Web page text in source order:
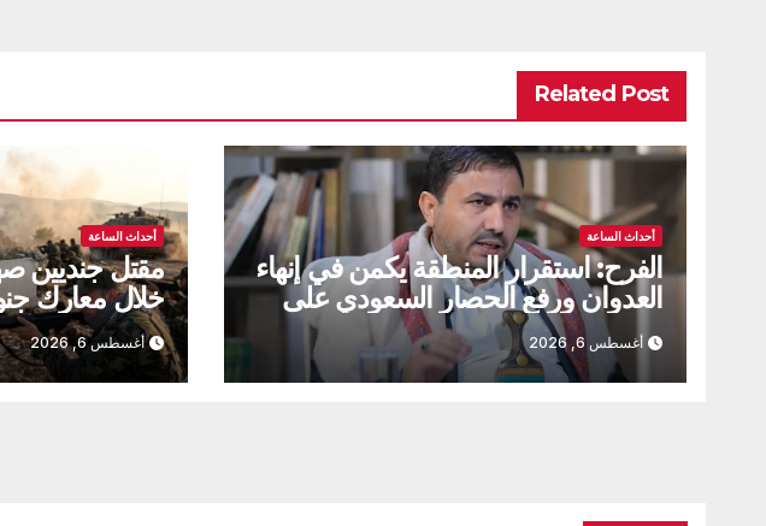
Related Post
أحداث الساعة
الفرح: استقرار المنطقة يكمن في إنهاء
العدوان ورفع الحصار السعودي على
اليمن
أغسطس 6, 2026
أحداث الساعة
خلال معارك
أغسطس 6, 2026